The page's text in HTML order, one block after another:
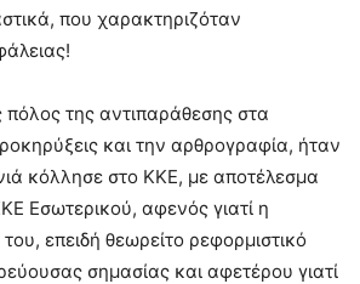
που χαρακτηριζόταν
πόλος της αντιπαράθεσης στα
και την αρθρογραφία, ήταν
κόλλησε στο ΚΚΕ, με αποτέλεσμα
Εσωτερικού, αφενός γιατί η
επειδή θεωρείτο ρεφορμιστικό
σημασίας και αφετέρου γιατί